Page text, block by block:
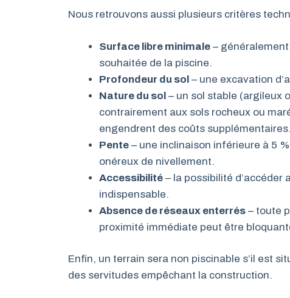
Nous retrouvons aussi plusieurs critères
Surface libre minimale –
souhaitée de la piscine.
Profondeur du sol – une excavation
Nature du sol – un sol stable (argileux
contrairement aux sols rocheux ou
engendrent des coûts supplémentaires.
Pente – une inclinaison inférieure à 5
onéreux de nivellement.
Accessibilité – la possibilité d’accéder
indispensable.
Absence de réseaux enterrés – toute
proximité immédiate peut être
Enfin, un terrain sera non piscinable s’il est
des servitudes empêchant la construction.